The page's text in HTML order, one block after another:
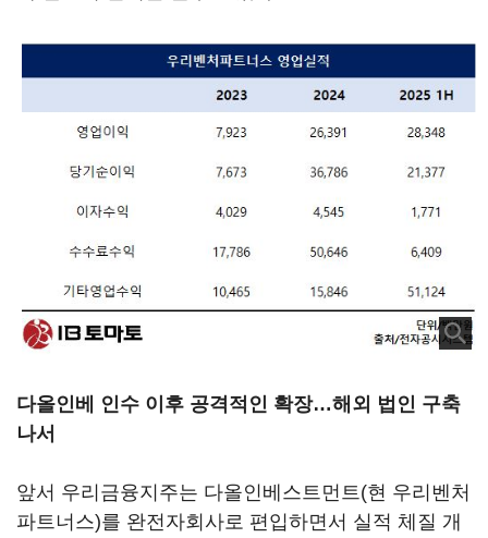
다올인베 인수 이후 공격적인 확장…해외 법인 구축
나서
앞서 우리금융지주는 다올인베스트먼트(현 우리벤처
파트너스)를 완전자회사로 편입하면서 실적 체질 개